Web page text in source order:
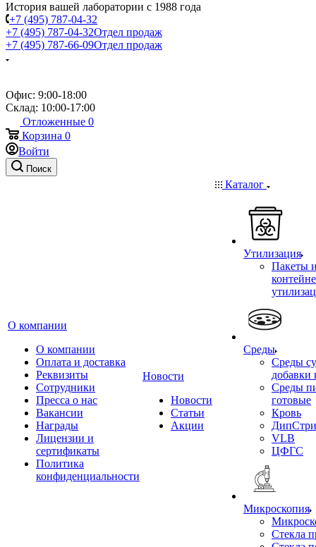
История вашей лаборатории с 1988 года
+7 (495) 787-04-32
+7 (495) 787-04-32Отдел продаж
+7 (495) 787-66-09Отдел продаж
Офис: 9:00-18:00
Склад: 10:00-17:00
Отложенные 0
Корзина 0
Войти
Поиск
О компании
О компании
Оплата и доставка
Реквизиты
Сотрудники
Пресса о нас
Вакансии
Награды
Лицензии и
сертификаты
Политика
конфиденциальности
Новости
Новости
Статьи
Акции
Каталог
Утилизация
Пакеты
Среды
Среды
добавки
Среды
готовые
Кровь
VLB
ЦФГС
Микроскопия
Стекла